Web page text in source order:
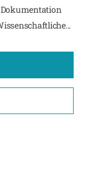
Dokumentation